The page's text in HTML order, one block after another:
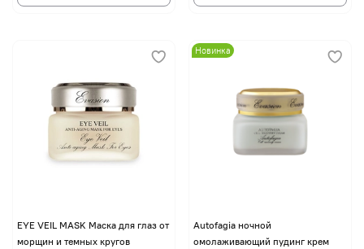
EYE VЕIL MASK Маска для глаз от
морщин и темных кругов
Новинка
Autofagia ночной
омолаживающий пудинг крем